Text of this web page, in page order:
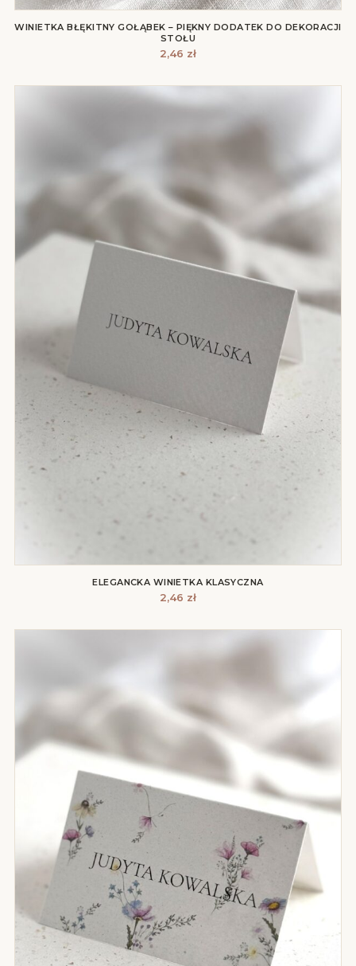
WINIETKA BŁĘKITNY GOŁĄBEK – PIĘKNY DODATEK DO DEKORACJI
STOŁU
2,46 zł
ELEGANCKA WINIETKA KLASYCZNA
2,46 zł